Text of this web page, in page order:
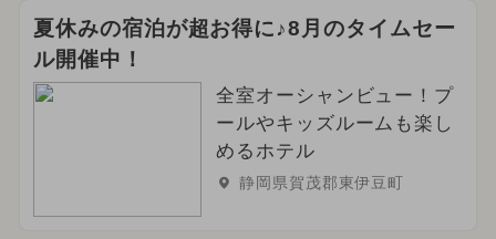
夏休みの宿泊が超お得に♪8月のタイムセー
ル開催中！
全室オーシャンビュー！プ
ールやキッズルームも楽し
めるホテル
静岡県賀茂郡東伊豆町